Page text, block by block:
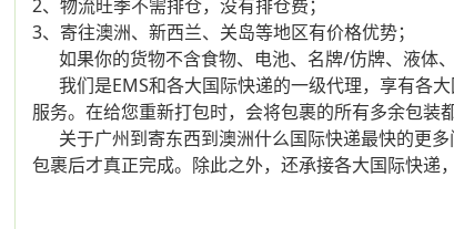
2、物流旺季不需排仓，没有排仓费；
3、寄往澳洲、新西兰、关岛等地区有价格优势；
如果你的货物不含食物、电池、名牌/仿牌、液体
我们是EMS和各大国际快递的一级代理，享有各
服务。在给您重新打包时，会将包裹的所有多余包装
关于广州到寄东西到澳洲什么国际快递最快的更多
包裹后才真正完成。除此之外，还承接各大国际快递